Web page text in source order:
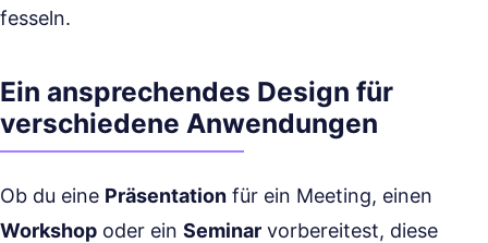
fesseln.
Ein ansprechendes Design für
verschiedene Anwendungen
Ob du eine Präsentation für ein Meeting, einen
Workshop oder ein Seminar vorbereitest, diese